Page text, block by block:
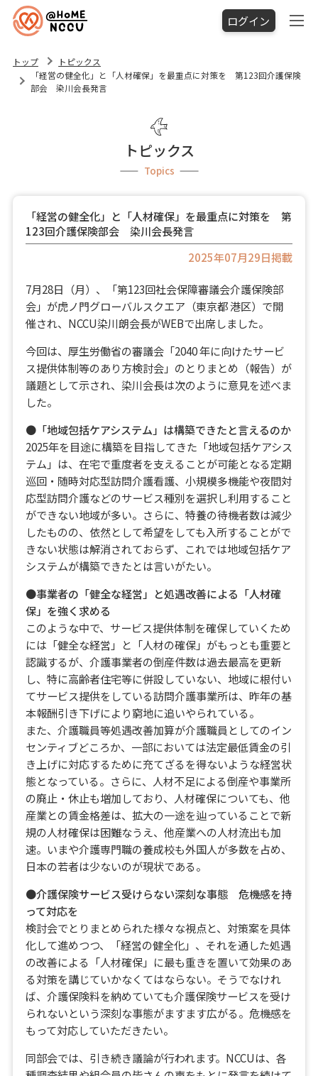
ログイン
トップ
トピックス
「経営の健全化」と「人材確保」を最重点に対策を 第123回介護保険
部会 染川会長発言
トピックス
Topics
「経営の健全化」と「人材確保」を最重点に対策を 第
123回介護保険部会 染川会長発言
2025年07月29日掲載
7月28日（月）、「第123回社会保障審議会介護保険部
会」が虎ノ門グローバルスクエア（東京都 港区）で開
催され、NCCU染川朗会長がWEBで出席しました。
今回は、厚生労働省の審議会「2040 年に向けたサービ
ス提供体制等のあり方検討会」のとりまとめ（報告）が
議題として示され、染川会長は次のように意見を述べま
した。
●「地域包括ケアシステム」は構築できたと言えるのか
2025年を目途に構築を目指してきた「地域包括ケアシス
テム」は、在宅で重度者を支えることが可能となる定期
巡回・随時対応型訪問介護看護、小規模多機能や夜間対
応型訪問介護などのサービス種別を選択し利用すること
ができない地域が多い。さらに、特養の待機者数は減少
したものの、依然として希望をしても入所することがで
きない状態は解消されておらず、これでは地域包括ケア
システムが構築できたとは言いがたい。
●事業者の「健全な経営」と処遇改善による「人材確
保」を強く求める
このような中で、サービス提供体制を確保していくため
には「健全な経営」と「人材の確保」がもっとも重要と
認識するが、介護事業者の倒産件数は過去最高を更新
し、特に高齢者住宅等に併設していない、地域に根付い
てサービス提供をしている訪問介護事業所は、昨年の基
本報酬引き下げにより窮地に追いやられている。
また、介護職員等処遇改善加算が介護職員としてのイン
センティブどころか、一部においては法定最低賃金の引
き上げに対応するために充てざるを得ないような経営状
態となっている。さらに、人材不足による倒産や事業所
の廃止・休止も増加しており、人材確保についても、他
産業との賃金格差は、拡大の一途を辿っていることで新
規の人材確保は困難なうえ、他産業への人材流出も加
速。いまや介護専門職の養成校も外国人が多数を占め、
日本の若者は少ないのが現状である。
●介護保険サービス受けらない深刻な事態 危機感を持
って対応を
検討会でとりまとめられた様々な視点と、対策案を具体
化して進めつつ、「経営の健全化」、それを通した処遇
の改善による「人材確保」に最も重きを置いて効果のあ
る対策を講じていかなくてはならない。そうでなけれ
ば、介護保険料を納めていても介護保険サービスを受け
られないという深刻な事態がますます広がる。危機感を
もって対応していただきたい。
同部会では、引き続き議論が行われます。NCCUは、各